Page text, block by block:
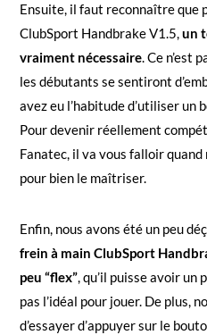
Ensuite, il faut reconnaître que
ClubSport Handbrake V1.5,un
vraiment nécessaire. Ce n’est
les débutants se sentiront
avez eu l’habitude d’utiliser un
Pour devenir réellement
Fanatec, il va vous falloir
pour bien le maîtriser.
Enfin, nous avons été un peu
frein à main ClubSport
peu “flex”, qu’il puisse avoir un
pas l’idéal pour jouer. De plus,
d’essayer d’appuyer sur le